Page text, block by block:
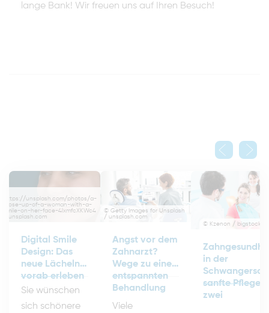
lange Bank! Wir freuen uns auf Ihren Besuch!
https://unsplash.com/photos/a-
close-up-of-a-woman-with-a-
smile-on-her-face-4lxmfcXKWc4
/ unsplash.com
Digital Smile
Design: Das
neue Lächeln
vorab erleben
Sie wünschen
sich schönere
© Getty Images for Unsplash
/ unsplash.com
Angst vor dem
Zahnarzt?
Wege zu einer
entspannten
Behandlung
Viele
© Kzenon /
in der
sanfte Pflege
zwei